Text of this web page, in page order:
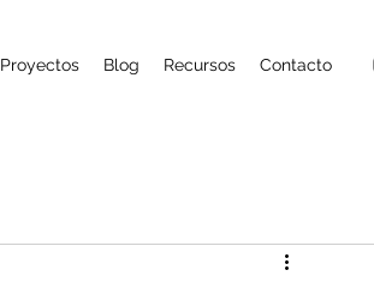
Proyectos Blog Recursos Contacto